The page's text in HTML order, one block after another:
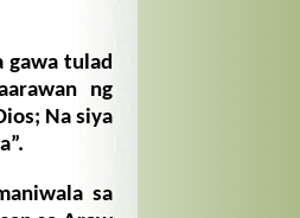
gawa tulad
ng
Na siya
sa